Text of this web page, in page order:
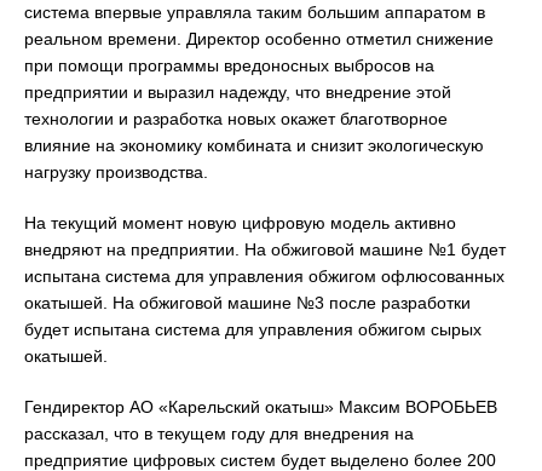
система впервые управляла таким большим аппаратом в
реальном времени. Директор особенно отметил снижение
при помощи программы вредоносных выбросов на
предприятии и выразил надежду, что внедрение этой
технологии и разработка новых окажет благотворное
влияние на экономику комбината и снизит экологическую
нагрузку производства.
На текущий момент новую цифровую модель активно
внедряют на предприятии. На обжиговой машине №1 будет
испытана система для управления обжигом офлюсованных
окатышей. На обжиговой машине №3 после разработки
будет испытана система для управления обжигом сырых
окатышей.
Гендиректор АО «Карельский окатыш» Максим ВОРОБЬЕВ
рассказал, что в текущем году для внедрения на
предприятие цифровых систем будет выделено более 200